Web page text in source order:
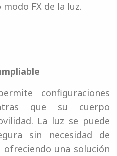
FX de la luz.
configuraciones
que su cuerpo
La luz se puede
sin necesidad de
una solución